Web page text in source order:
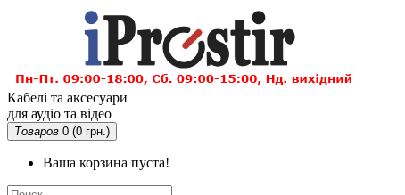
Кабелі та аксесуари
для аудіо та відео
Товаров 0 (0 грн.)
Ваша корзина пуста!